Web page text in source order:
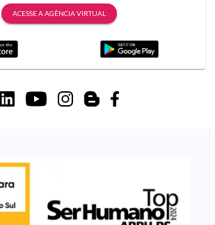
ACESSE A AGÊNCIA VIRTUAL